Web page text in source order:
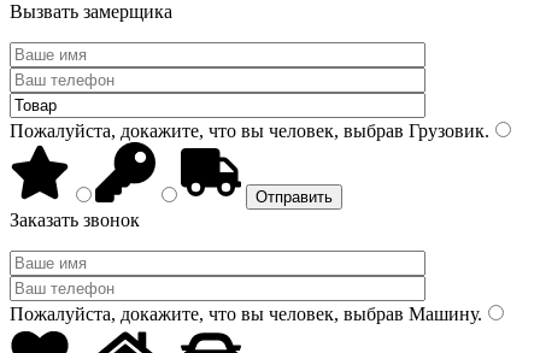
Вызвать замерщика
Пожалуйста, докажите, что вы человек, выбрав Грузовик.
Заказать звонок
Пожалуйста, докажите, что вы человек, выбрав Машину.